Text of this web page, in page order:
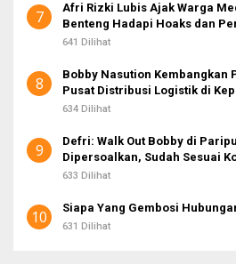
7
Afri Rizki Lubis Ajak Warga
Benteng Hadapi Hoaks dan
641 Dilihat
8
Bobby Nasution Kembangkan
Pusat Distribusi Logistik di
634 Dilihat
9
Defri: Walk Out Bobby di
Dipersoalkan, Sudah Sesuai
633 Dilihat
10 Siapa Yang Gembosi
631 Dilihat